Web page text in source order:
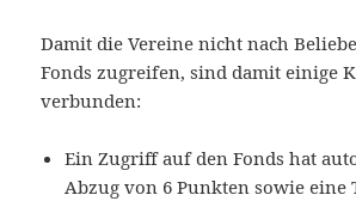
Damit die Vereine nicht nach
Fonds zugreifen, sind damit einige
verbunden:
Ein Zugriff auf den Fonds hat
Abzug von 6 Punkten sowie eine